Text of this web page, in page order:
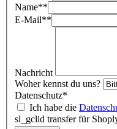
Name**
E-Mail**
Nachricht
Woher kennst du uns?
Datenschutz*
Ich habe die
sl_gclid transfer für